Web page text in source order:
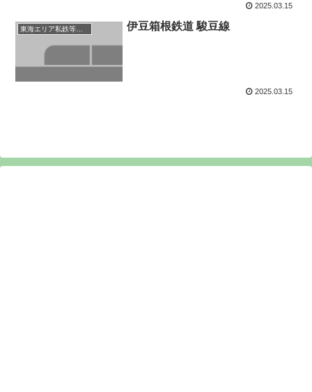
2025.03.15
東海エリア私鉄等路線 伊豆箱根鉄道 駿豆線
2025.03.15